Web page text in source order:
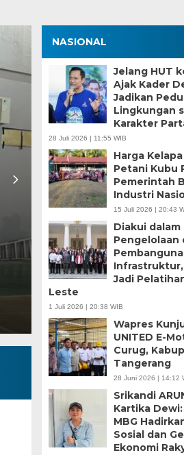
Zona
Serang
Senin, 15 Jun 2026 - 14:09
BagusNews.Co –
di Kota Serang
NASIONAL
Jelang HUT
Ajak Kader
Jadikan
Lingkungan
Karakter
28 Juli 2026 | 11:55 WIB
Harga
Petani Kubu
Pemerintah
Industri
15 Juli 2026 | 20:43
Diakui dalam
Pengelolaan
Jadi
Leste
1 Juli 2026 | 20:38 WIB
Wapres
UNITED E-
Curug,
Tangerang
28 Juni 2026 | 14:12
Srikandi
Kartika
MBG
Sosial dan
Ekonomi
|